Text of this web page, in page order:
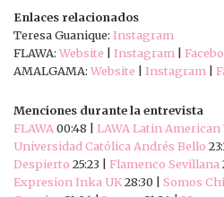
Enlaces relacionados
Teresa Guanique: Instagram
FLAWA: Website Instagram
AMALGAMA: Website Instagram
Menciones durante la entrevista
FLAWA 00:48 | LAWA Latin American
Universidad Católica Andrés Bello
Despierto 25:23 | Flamenco Sevillana
Expresion Inka UK28:30 | Somos